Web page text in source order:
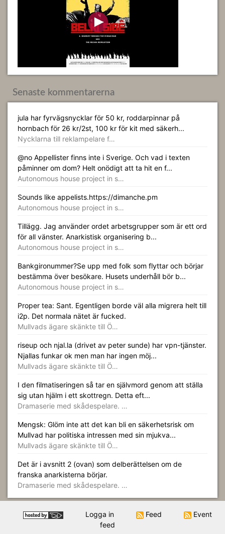
Senaste kommentarerna
jula har fyrvägsnycklar för 50 kr, roddarpinnar på
hornbach för 26 kr/2st, 100 kr för kit med säkerh...
Nycklarna till reklampelare f…
@no Appellister finns inte i Sverige. Och vad i texten
påminner om dom? Helt onödigt att ta hit en f...
Autonomous house project in s…
Sounds like appelists.https://dimanche.pm
Autonomous house project in s…
Tillägg. Jag använder ordet arbetsgrupper som är ett ord
för all vänster. Anarkistisk organisering b...
Autonomous house project in s…
Bankgironummer?Se upp med folk som flyttar och börjar
bestämma över besökare. Husets underhåll bör b...
Autonomous house project in s…
Proper tea: Sant. Egentligen borde väl alla migrera helt till
i2p. Det normala nätet är fucked.
Mullvads ägare skänkte till Ö…
riseup och njal.la (drivet av peter sunde) har vpn-tjänster.
Njallas funkar ok men man har ingen möj...
Mullvads ägare skänkte till Ö…
I den filmatiseringen så tar en självmord genom att ställa
sig utan hjälm i ett skottregn. Detta eft...
Dramaserie med skådespelare. …
Mengsk: Glöm inte att det kan bli en säkerhetsrisk om
Mullvad har politiska intressen med sin mjukva...
Mullvads ägare skänkte till Ö…
Det är i avsnitt 2 (ovan) som delberättelsen om de
franska anarkisterna börjar.
Dramaserie med skådespelare. …
Logga in Feed
Event
feed